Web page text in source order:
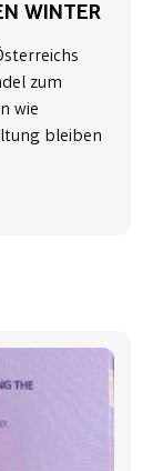
WINTER
zum
wie
bleiben